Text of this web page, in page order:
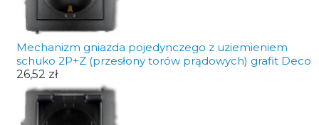
Mechanizm gniazda pojedynczego z uziemieniem
schuko 2P+Z (przesłony torów prądowych) grafit Deco
26,52 zł